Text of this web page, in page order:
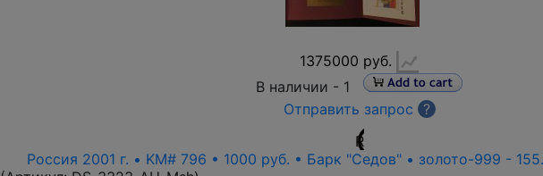
1375000 руб.
В наличии - 1
Отправить запрос
?
R
Россия 2001 г. • KM# 796 • 1000 руб. • Барк "Седов" • золото-999 -